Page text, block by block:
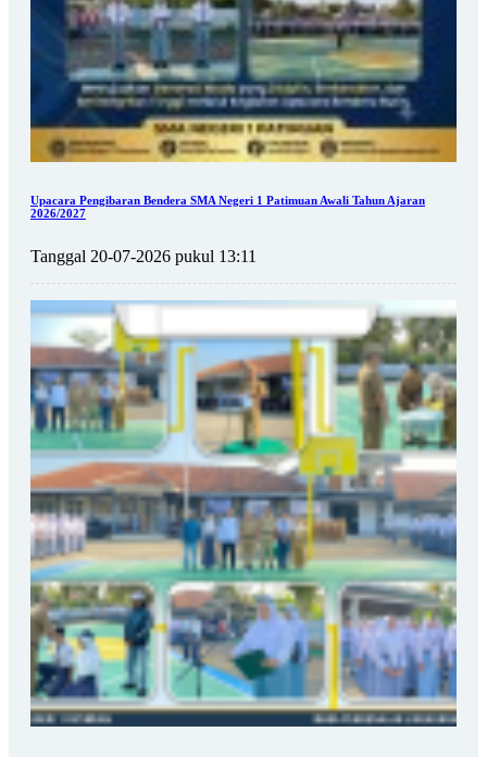
Upacara Pengibaran Bendera SMA Negeri 1 Patimuan Awali Tahun Ajaran
2026/2027
Tanggal 20-07-2026 pukul 13:11